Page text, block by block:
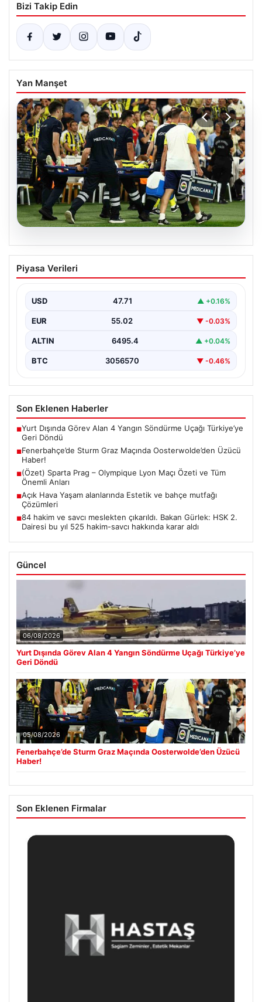
Bizi Takip Edin
Yan Manşet
05.08.2026
Fenerbahçe’de Sturm Graz Maçında
Oosterwolde’den Üzücü Haber!
gerçekleşen heyecan dolu mücadelede Fenerbahçe'nin
Sturm Graz…
Piyasa Verileri
USD 47.71 ▲ +0.16%
EUR 55.02 ▼ -0.03%
ALTIN 6495.4 ▲ +0.04%
BTC 3056570 ▼ -0.46%
Son Eklenen Haberler
■Yurt Dışında Görev Alan 4 Yangın Söndürme Uçağı Türkiye’ye
Geri Döndü
■Fenerbahçe’de Sturm Graz Maçında Oosterwolde’den Üzücü
Haber!
■(Özet) Sparta Prag – Olympique Lyon Maçı Özeti ve Tüm
Önemli Anları
■Açık Hava Yaşam alanlarında Estetik ve bahçe mutfağı
Çözümleri
■84 hakim ve savcı meslekten çıkarıldı. Bakan Gürlek: HSK 2.
Dairesi bu yıl 525 hakim-savcı hakkında karar aldı
Güncel
06/08/2026
Yurt Dışında Görev Alan 4 Yangın Söndürme Uçağı Türkiye’ye
Geri Döndü
05/08/2026
Fenerbahçe’de Sturm Graz Maçında Oosterwolde’den Üzücü
Haber!
Son Eklenen Firmalar